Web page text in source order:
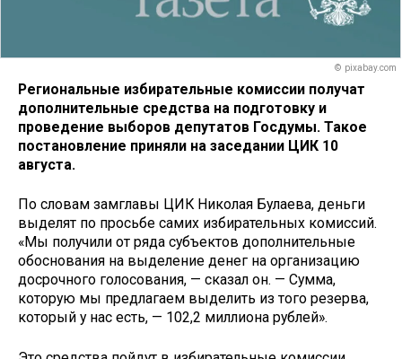
© pixabay.com
Региональные избирательные комиссии получат
дополнительные средства на подготовку и
проведение выборов депутатов Госдумы. Такое
постановление приняли на заседании ЦИК 10
августа.
По словам замглавы ЦИК Николая Булаева, деньги
выделят по просьбе самих избирательных комиссий.
«Мы получили от ряда субъектов дополнительные
обоснования на выделение денег на организацию
досрочного голосования, — сказал он. — Сумма,
которую мы предлагаем выделить из того резерва,
который у нас есть, — 102,2 миллиона рублей».